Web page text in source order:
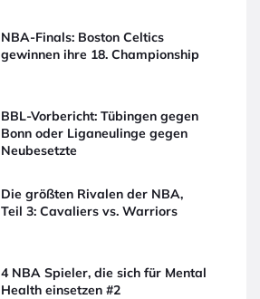
NBA-Finals: Boston Celtics
gewinnen ihre 18. Championship
BBL-Vorbericht: Tübingen gegen
Bonn oder Liganeulinge gegen
Neubesetzte
Die größten Rivalen der NBA,
Teil 3: Cavaliers vs. Warriors
4 NBA Spieler, die sich für Mental
Health einsetzen #2